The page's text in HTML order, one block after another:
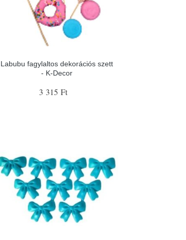
Labubu fagylaltos dekorációs szett
- K-Decor
3 315 Ft